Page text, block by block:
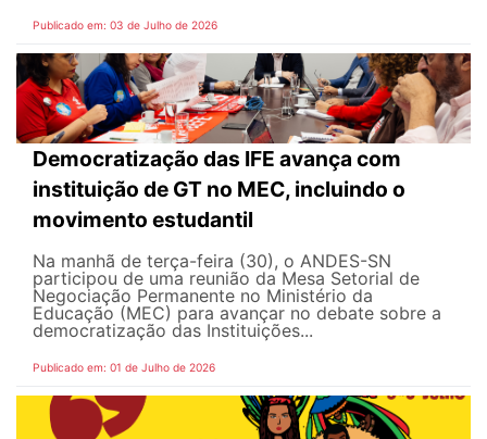
Publicado em: 03 de Julho de 2026
Democratização das IFE avança com
instituição de GT no MEC, incluindo o
movimento estudantil
Na manhã de terça-feira (30), o ANDES-SN
participou de uma reunião da Mesa Setorial de
Negociação Permanente no Ministério da
Educação (MEC) para avançar no debate sobre a
democratização das Instituições...
Publicado em: 01 de Julho de 2026